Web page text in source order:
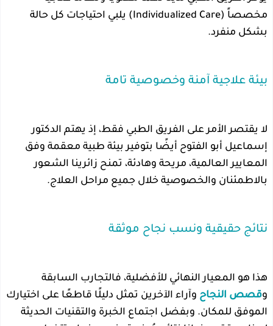
مخصصاً (Individualized Care) يلبي احتياجات كل حالة
بشكل منفرد.
بيئة علاجية آمنة وخصوصية تامة
لا يقتصر الأمر على الفريق الطبي فقط، إذ يهتم الدكتور
إسماعيل أبو الفتوح أيضًا بتوفير بيئة طبية معقمة وفق
المعايير العالمية، مريحة وهادئة، تمنح زائرينا الشعور
بالاطمئنان والخصوصية خلال جميع مراحل العلاج.
نتائج حقيقية ونسب نجاح موثقة
هذا هو المعيار النهائي للأفضلية، فالتجارب السابقة
وقصص النجاح وآراء الآخرين تمثل دليلًا قاطعًا على اختيارك
الموفق للمكان. وبفضل اجتماع الخبرة والتقنيات الحديثة